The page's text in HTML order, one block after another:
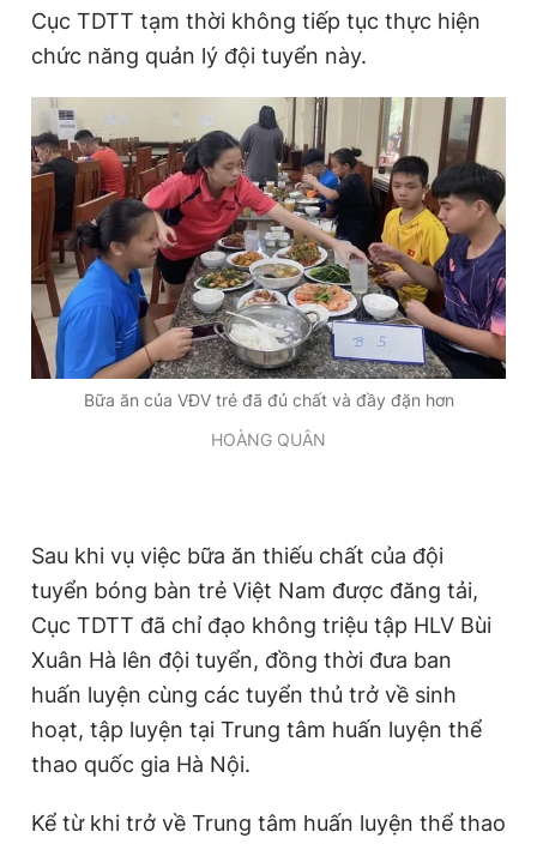
chép dưới mọi hình thức nếu không có sự chấp thuận bằng văn
bản. Phát triển bởi ePi Technologies, JSC.
Cục TDTT tạm thời không tiếp tục thực hiện
chức năng quản lý đội tuyển này.
Bữa ăn của VĐV trẻ đã đủ chất và đầy đặn hơn
HOÀNG QUÂN
Sau khi vụ việc bữa ăn thiếu chất của đội
tuyển bóng bàn trẻ Việt Nam được đăng tải,
Cục TDTT đã chỉ đạo không triệu tập HLV Bùi
Xuân Hà lên đội tuyển, đồng thời đưa ban
huấn luyện cùng các tuyển thủ trở về sinh
hoạt, tập luyện tại Trung tâm huấn luyện thể
thao quốc gia Hà Nội.
Kể từ khi trở về Trung tâm huấn luyện thể thao